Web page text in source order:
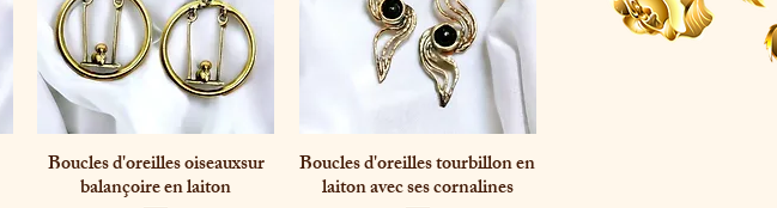
Aperçu rapide
Boucles d'oreilles oiseauxsur
balançoire en laiton
Aperçu rapide
Boucles d'oreilles tourbillon en
laiton avec ses cornalines